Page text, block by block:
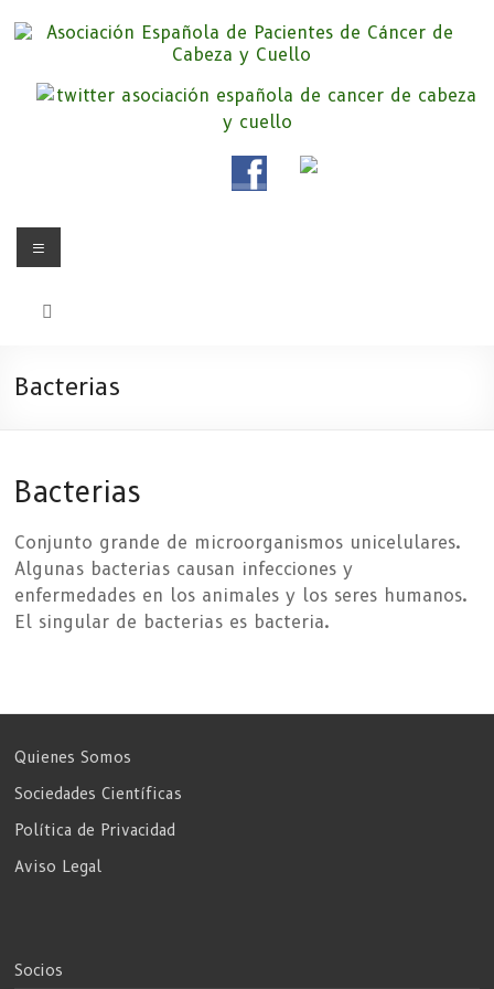
Asociación Española de
Pacientes de Cáncer de Cabeza y
Cuello
Somos la Asociación Española de Pacientes de Cáncer de Cabeza y
cuello «APC», una asociación sin animo de lucro que pretendemos
Menú
Bacterias
Bacterias
Conjunto grande de microorganismos unicelulares.
Algunas bacterias causan infecciones y
enfermedades en los animales y los seres humanos.
El singular de bacterias es bacteria.
Quienes Somos
Sociedades Científicas
Política de Privacidad
Aviso Legal
Socios